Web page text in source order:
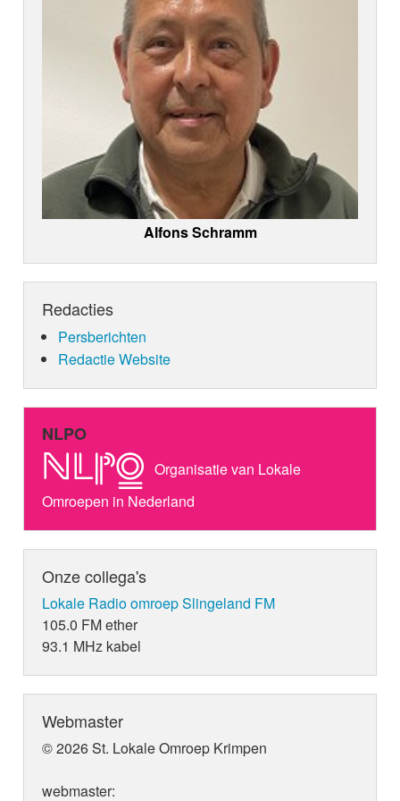
Alfons Schramm
Redacties
Persberichten
Redactie Website
NLPO
Organisatie van Lokale
Omroepen in Nederland
Onze collega's
Lokale Radio omroep Slingeland FM
105.0 FM ether
93.1 MHz kabel
Webmaster
© 2026 St. Lokale Omroep Krimpen
webmaster: